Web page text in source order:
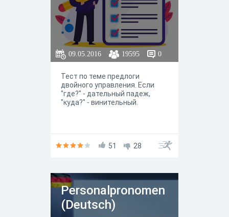
09.05.2016 19595 0
Тест по теме предлоги
двойного управления. Если
"где?" - дательный падеж,
"куда?" - винительный.
51 28
Personalpronomen
(Deutsch)